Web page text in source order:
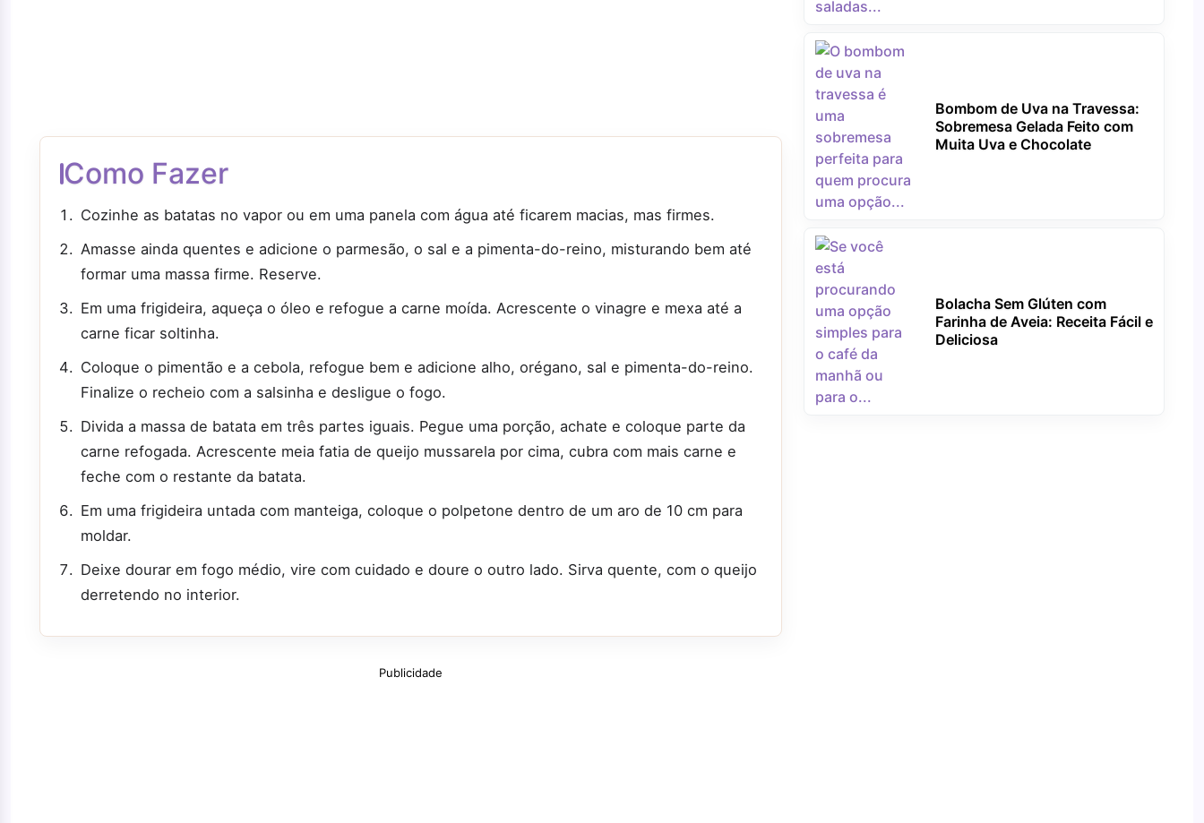
Como Fazer
Cozinhe as batatas no vapor ou em uma panela com água até ficarem macias, mas firmes.
Amasse ainda quentes e adicione o parmesão, o sal e a pimenta-do-reino, misturando bem até
formar uma massa firme. Reserve.
Em uma frigideira, aqueça o óleo e refogue a carne moída. Acrescente o vinagre e mexa até a
carne ficar soltinha.
Coloque o pimentão e a cebola, refogue bem e adicione alho, orégano, sal e pimenta-do-reino.
Finalize o recheio com a salsinha e desligue o fogo.
Divida a massa de batata em três partes iguais. Pegue uma porção, achate e coloque parte da
carne refogada. Acrescente meia fatia de queijo mussarela por cima, cubra com mais carne e
feche com o restante da batata.
Em uma frigideira untada com manteiga, coloque o polpetone dentro de um aro de 10 cm para
moldar.
Deixe dourar em fogo médio, vire com cuidado e doure o outro lado. Sirva quente, com o queijo
derretendo no interior.
Publicidade
Bombom de Uva na Travessa:
Sobremesa Gelada Feito com
Muita Uva e Chocolate
Bolacha Sem Glúten com
Farinha de Aveia: Receita Fácil e
Deliciosa